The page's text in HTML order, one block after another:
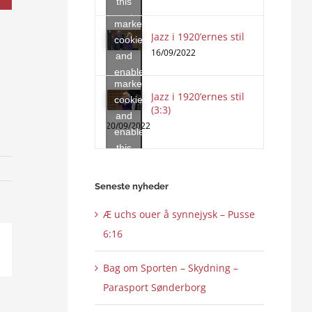
content
accept
marketing
cookies
and
enable
this
content
Jazz i 1920’ernes stil
16/09/2022
Click
to
accept
marketing
cookies
and
enable
this
Jazz i 1920’ernes stil
(3:3)
20/09/2022
Seneste nyheder
Æ uchs ouer å synnejysk – Pusse
6:16
Bag om Sporten – Skydning –
Parasport Sønderborg